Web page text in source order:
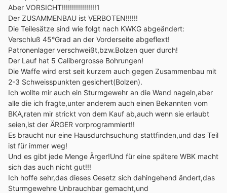
Aber VORSICHT!!!!!!!!!!!!!!!!!1
Der ZUSAMMENBAU ist VERBOTEN!!!!!!
Die Teilesätze sind wie folgt nach KWKG abgeändert:
Verschluß 45°Grad an der Vorderseite abgeflext!
Patronenlager verschweißt,bzw.Bolzen quer durch!
Der Lauf hat 5 Calibergrosse Bohrungen!
Die Waffe wird erst seit kurzem auch gegen Zusammenbau mit
2-3 Schweisspunkten gesichert(Bolzen).
Ich wollte mir auch ein Sturmgewehr an die Wand nageln,aber
alle die ich fragte,unter anderem auch einen Bekannten vom
BKA,raten mir strickt von dem Kauf ab,auch wenn sie erlaubt
seien,ist der ÄRGER vorprogrammiert!!
Es braucht nur eine Hausdurchsuchung stattfinden,und das Teil
ist für immer weg!
Und es gibt jede Menge Ärger!Und für eine spätere WBK macht
sich das auch nicht gut!!!
Ich hoffe sehr,das dieses Gesetz sich dahingehend ändert,das
Sturmgewehre Unbrauchbar gemacht,und